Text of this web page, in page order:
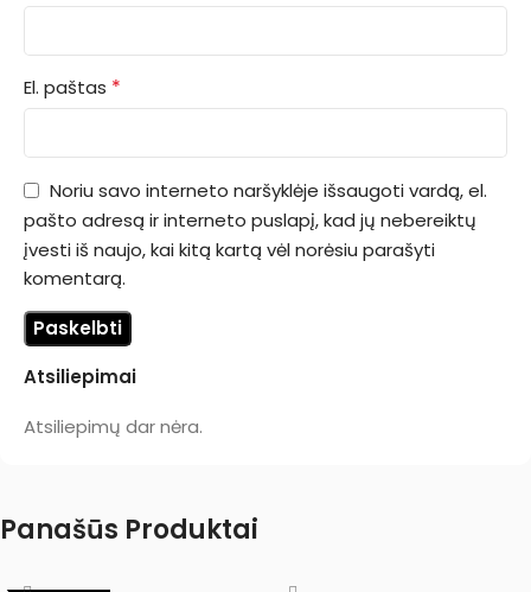
Atsiliepimai
Atsiliepimų dar nėra.
El. paštas *
Noriu savo interneto naršyklėje išsaugoti vardą, el.
pašto adresą ir interneto puslapį, kad jų nebereiktų
įvesti iš naujo, kai kitą kartą vėl norėsiu parašyti
komentarą.
Panašūs Produktai